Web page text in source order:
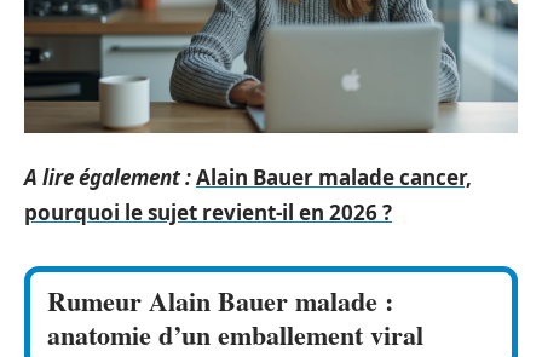
A lire également :Alain Bauer malade cancer,
pourquoi le sujet revient-il en 2026 ?
Rumeur Alain Bauer malade :
anatomie d’un emballement viral